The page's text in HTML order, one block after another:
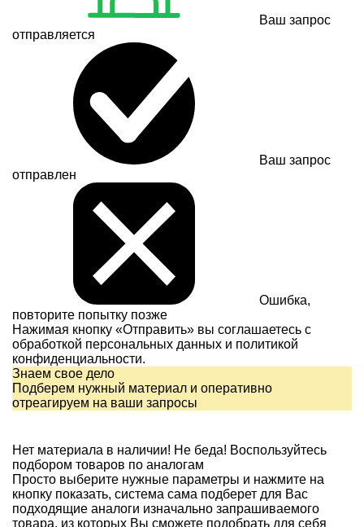
Ваш запрос
отправляется
Ваш запрос
отправлен
Ошибка,
повторите попытку позже
Нажимая кнопку «Отправить» вы соглашаетесь с
обработкой персональных данных и политикой
конфиденциальности.
Знаем свое дело
Подберем нужный материал и оперативно
отреагируем на ваши запросы
Нет материала в наличии! Не беда! Воспользуйтесь
подбором товаров по аналогам
Просто выберите нужные параметры и нажмите на
кнопку показать, система сама подберет для Вас
подходящие аналоги изначально запрашиваемого
товара, из которых Вы сможете подобрать для себя